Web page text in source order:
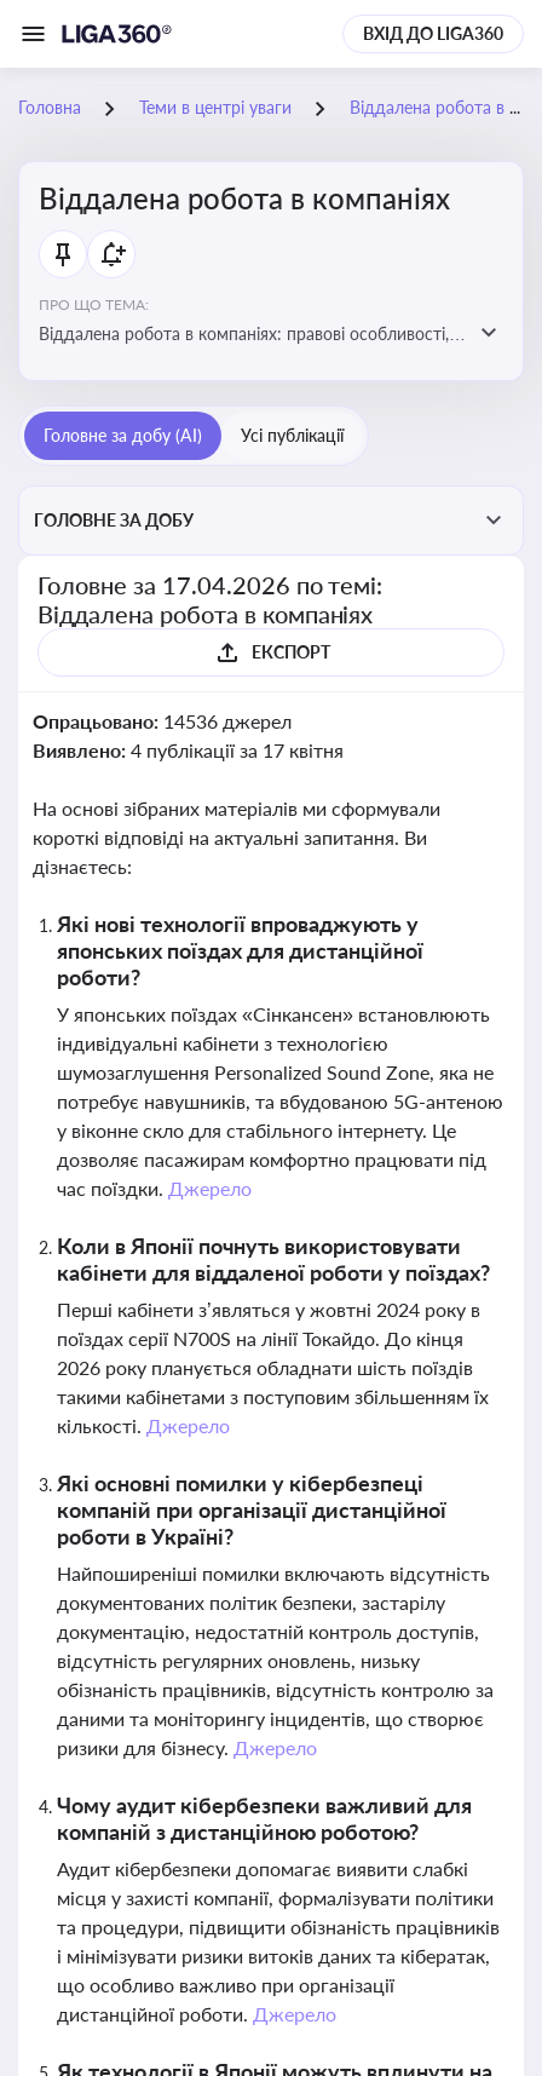
ВХІД ДО LIGA360
Головна Теми в центрі уваги Віддалена робота в компаніях
Віддалена робота в компаніях
ПРО ЩО ТЕМА:
Віддалена робота в компаніях: правові особливості,
Головне за добу (AI) Усі публікації
ГОЛОВНЕ ЗА ДОБУ
Головне за 17.04.2026 по темі:
Віддалена робота в компаніях
ЕКСПОРТ
Опрацьовано: 14536 джерел
Виявлено: 4 публікації за 17 квітня
На основі зібраних матеріалів ми сформували
короткі відповіді на актуальні запитання. Ви
дізнаєтесь:
Які нові технології впроваджують у
японських поїздах для дистанційної
роботи?
У японських поїздах «Сінкансен» встановлюють
індивідуальні кабінети з технологією
шумозаглушення Personalized Sound Zone, яка не
потребує навушників, та вбудованою 5G-антеною
у віконне скло для стабільного інтернету. Це
дозволяє пасажирам комфортно працювати під
час поїздки. Джерело
Коли в Японії почнуть використовувати
кабінети для віддаленої роботи у поїздах?
Перші кабінети з’являться у жовтні 2024 року в
поїздах серії N700S на лінії Токайдо. До кінця
2026 року планується обладнати шість поїздів
такими кабінетами з поступовим збільшенням їх
кількості. Джерело
Які основні помилки у кібербезпеці
компаній при організації дистанційної
роботи в Україні?
Найпоширеніші помилки включають відсутність
документованих політик безпеки, застарілу
документацію, недостатній контроль доступів,
відсутність регулярних оновлень, низьку
обізнаність працівників, відсутність контролю за
даними та моніторингу інцидентів, що створює
ризики для бізнесу. Джерело
Чому аудит кібербезпеки важливий для
компаній з дистанційною роботою?
Аудит кібербезпеки допомагає виявити слабкі
місця у захисті компанії, формалізувати політики
та процедури, підвищити обізнаність працівників
і мінімізувати ризики витоків даних та кібератак,
що особливо важливо при організації
дистанційної роботи. Джерело